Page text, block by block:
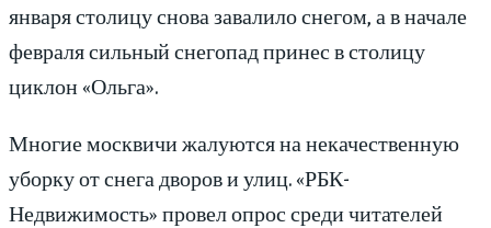
января столицу снова завалило снегом, а в начале
февраля сильный снегопад принес в столицу
циклон «Ольга».
Многие москвичи жалуются на некачественную
уборку от снега дворов и улиц. «РБК-
Недвижимость» провел опрос среди читателей